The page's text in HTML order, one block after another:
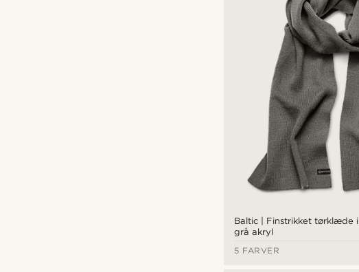
Baltic | Finstrikket tørklæde i
grå akryl
5 FARVER